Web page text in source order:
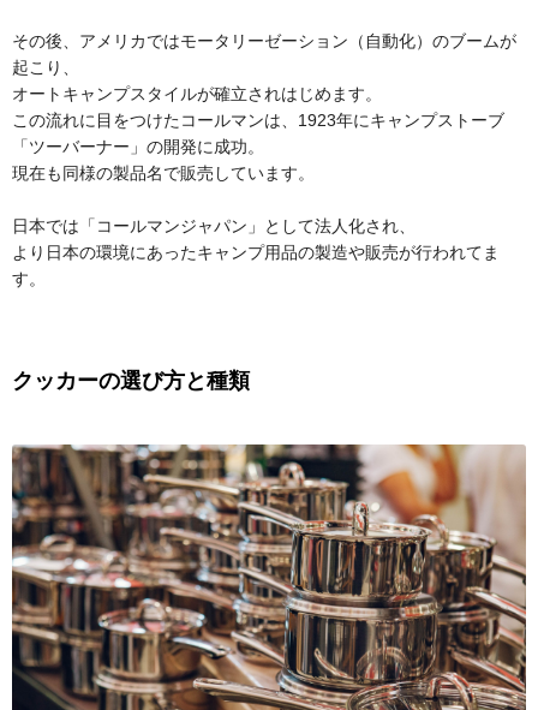
その後、アメリカではモータリーゼーション（自動化）のブームが
起こり、
オートキャンプスタイルが確立されはじめます。
この流れに目をつけたコールマンは、1923年にキャンプストーブ
「ツーバーナー」の開発に成功。
現在も同様の製品名で販売しています。
日本では「コールマンジャパン」として法人化され、
より日本の環境にあったキャンプ用品の製造や販売が行われてま
す。
クッカーの選び方と種類